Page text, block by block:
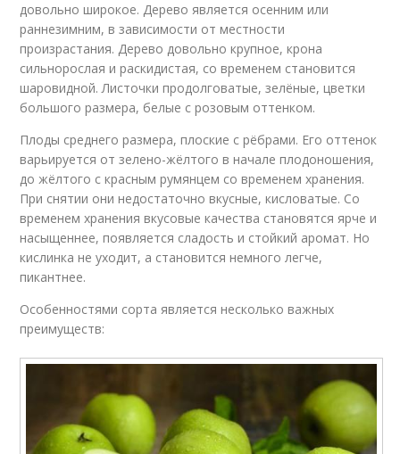
довольно широкое. Дерево является осенним или
раннезимним, в зависимости от местности
произрастания. Дерево довольно крупное, крона
сильнорослая и раскидистая, со временем становится
шаровидной. Листочки продолговатые, зелёные, цветки
большого размера, белые с розовым оттенком.
Плоды среднего размера, плоские с рёбрами. Его оттенок
варьируется от зелено-жёлтого в начале плодоношения,
до жёлтого с красным румянцем со временем хранения.
При снятии они недостаточно вкусные, кисловатые. Со
временем хранения вкусовые качества становятся ярче и
насыщеннее, появляется сладость и стойкий аромат. Но
кислинка не уходит, а становится немного легче,
пикантнее.
Особенностями сорта является несколько важных
преимуществ: